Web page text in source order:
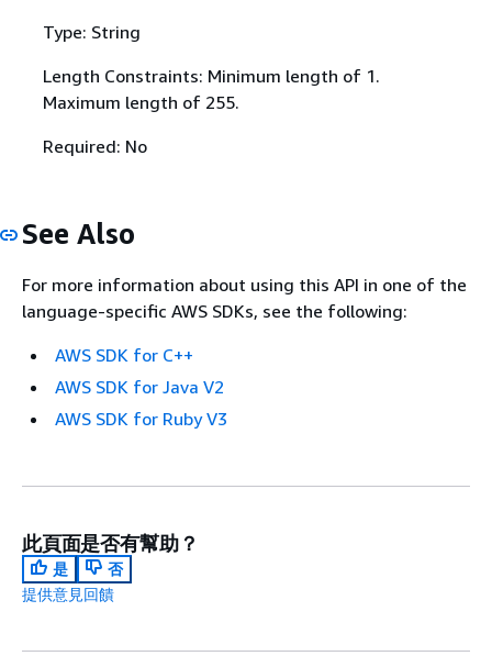
Type: String
Length Constraints: Minimum length of 1.
Maximum length of 255.
Required: No
See Also
For more information about using this API in one of the
language-specific AWS SDKs, see the following:
AWS SDK for C++
AWS SDK for Java V2
AWS SDK for Ruby V3
此頁面是否有幫助？
是
否
提供意見回饋